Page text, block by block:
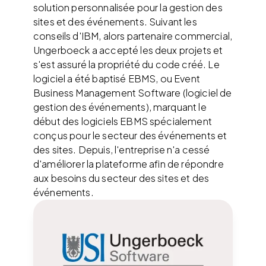
solution personnalisée pour la gestion des
sites et des événements. Suivant les
conseils d'IBM, alors partenaire commercial,
Ungerboeck a accepté les deux projets et
s'est assuré la propriété du code créé. Le
logiciel a été baptisé EBMS, ou Event
Business Management Software (logiciel de
gestion des événements), marquant le
début des logiciels EBMS spécialement
conçus pour le secteur des événements et
des sites. Depuis, l'entreprise n'a cessé
d'améliorer la plateforme afin de répondre
aux besoins du secteur des sites et des
événements.